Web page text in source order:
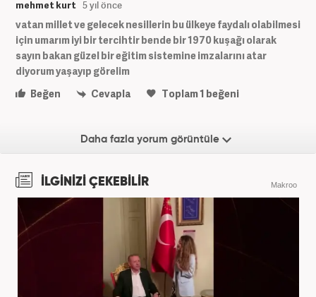
mehmet kurt 5 yıl önce
vatan millet ve gelecek nesillerin bu ülkeye faydalı olabilmesi
için umarım iyi bir tercihtir bende bir 1970 kuşağı olarak
sayın bakan güzel bir eğitim sistemine imzalarını atar
diyorum yaşayıp görelim
Beğen
Cevapla Toplam1 beğeni
Daha fazla yorum görüntüle
İLGİNİZİ ÇEKEBİLİR Makroo